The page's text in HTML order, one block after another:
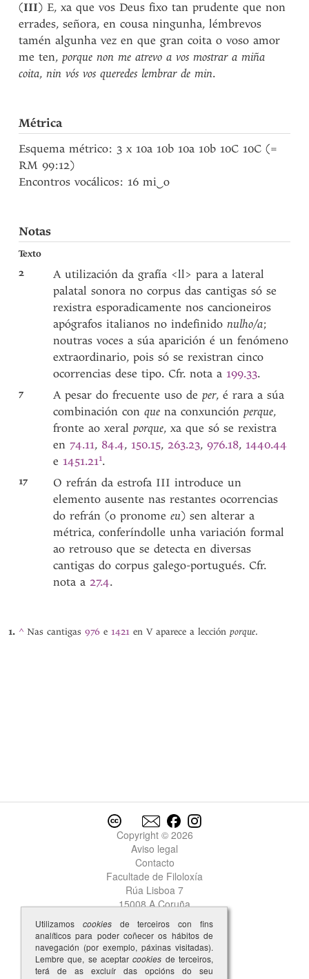
(III) E, xa que vos Deus fixo tan prudente que non
errades, señora, en cousa ningunha, lémbrevos
tamén algunha vez en que gran coita o voso amor
me ten,porque non me atrevo a vos mostrar a miña
coita, nin vós vos queredes lembrar de min.
Métrica
Esquema métrico: 3 x 10a 10b 10a 10b 10C 10C (=
RM 99:12)
Encontros vocálicos: 16 mi ‿o
Notas
Texto
2
A utilización da grafía <ll> para a lateral
palatal sonora no corpus das cantigas só se
rexistra esporadicamente nos cancioneiros
apógrafos italianos no indefinidonulho/a;
noutras voces a súa aparición é un fenómeno
extraordinario, pois só se rexistran cinco
ocorrencias dese tipo. Cfr. nota a 199.33.
7 A pesar do frecuente uso deper, é rara a súa
combinación conquena conxunciónperque,
fronte ao xeralporque, xa que só se rexistra
en74.11, 84.4, 150.15, 263.23,976.18, 1440.44
e 1451.211.
17
O refrán da estrofa III introduce un
elemento ausente nas restantes ocorrencias
do refrán (o pronomeeu) sen alterar a
métrica, conferíndolle unha variación formal
ao retrouso que se detecta en diversas
cantigas do corpus galego-portugués. Cfr.
nota a 27.4.
^ Nas cantigas976 e 1421 en V aparece a lecciónporque.
Copyright © 2026
Aviso legal
Contacto
Facultade de Filoloxía
Rúa Lisboa 7
15008 A Coruña
Utilizamos cookiesde terceiros con fins
analíticos para poder coñecer os hábitos de
navegación (por exemplo, páxinas visitadas).
Lembre que, se aceptarcookies de terceiros,
terá de as excluír das opcións do seu